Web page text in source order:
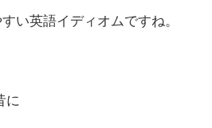
い英語イディオムですね。
に